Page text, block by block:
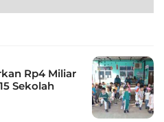
Rp4 Miliar
Sekolah